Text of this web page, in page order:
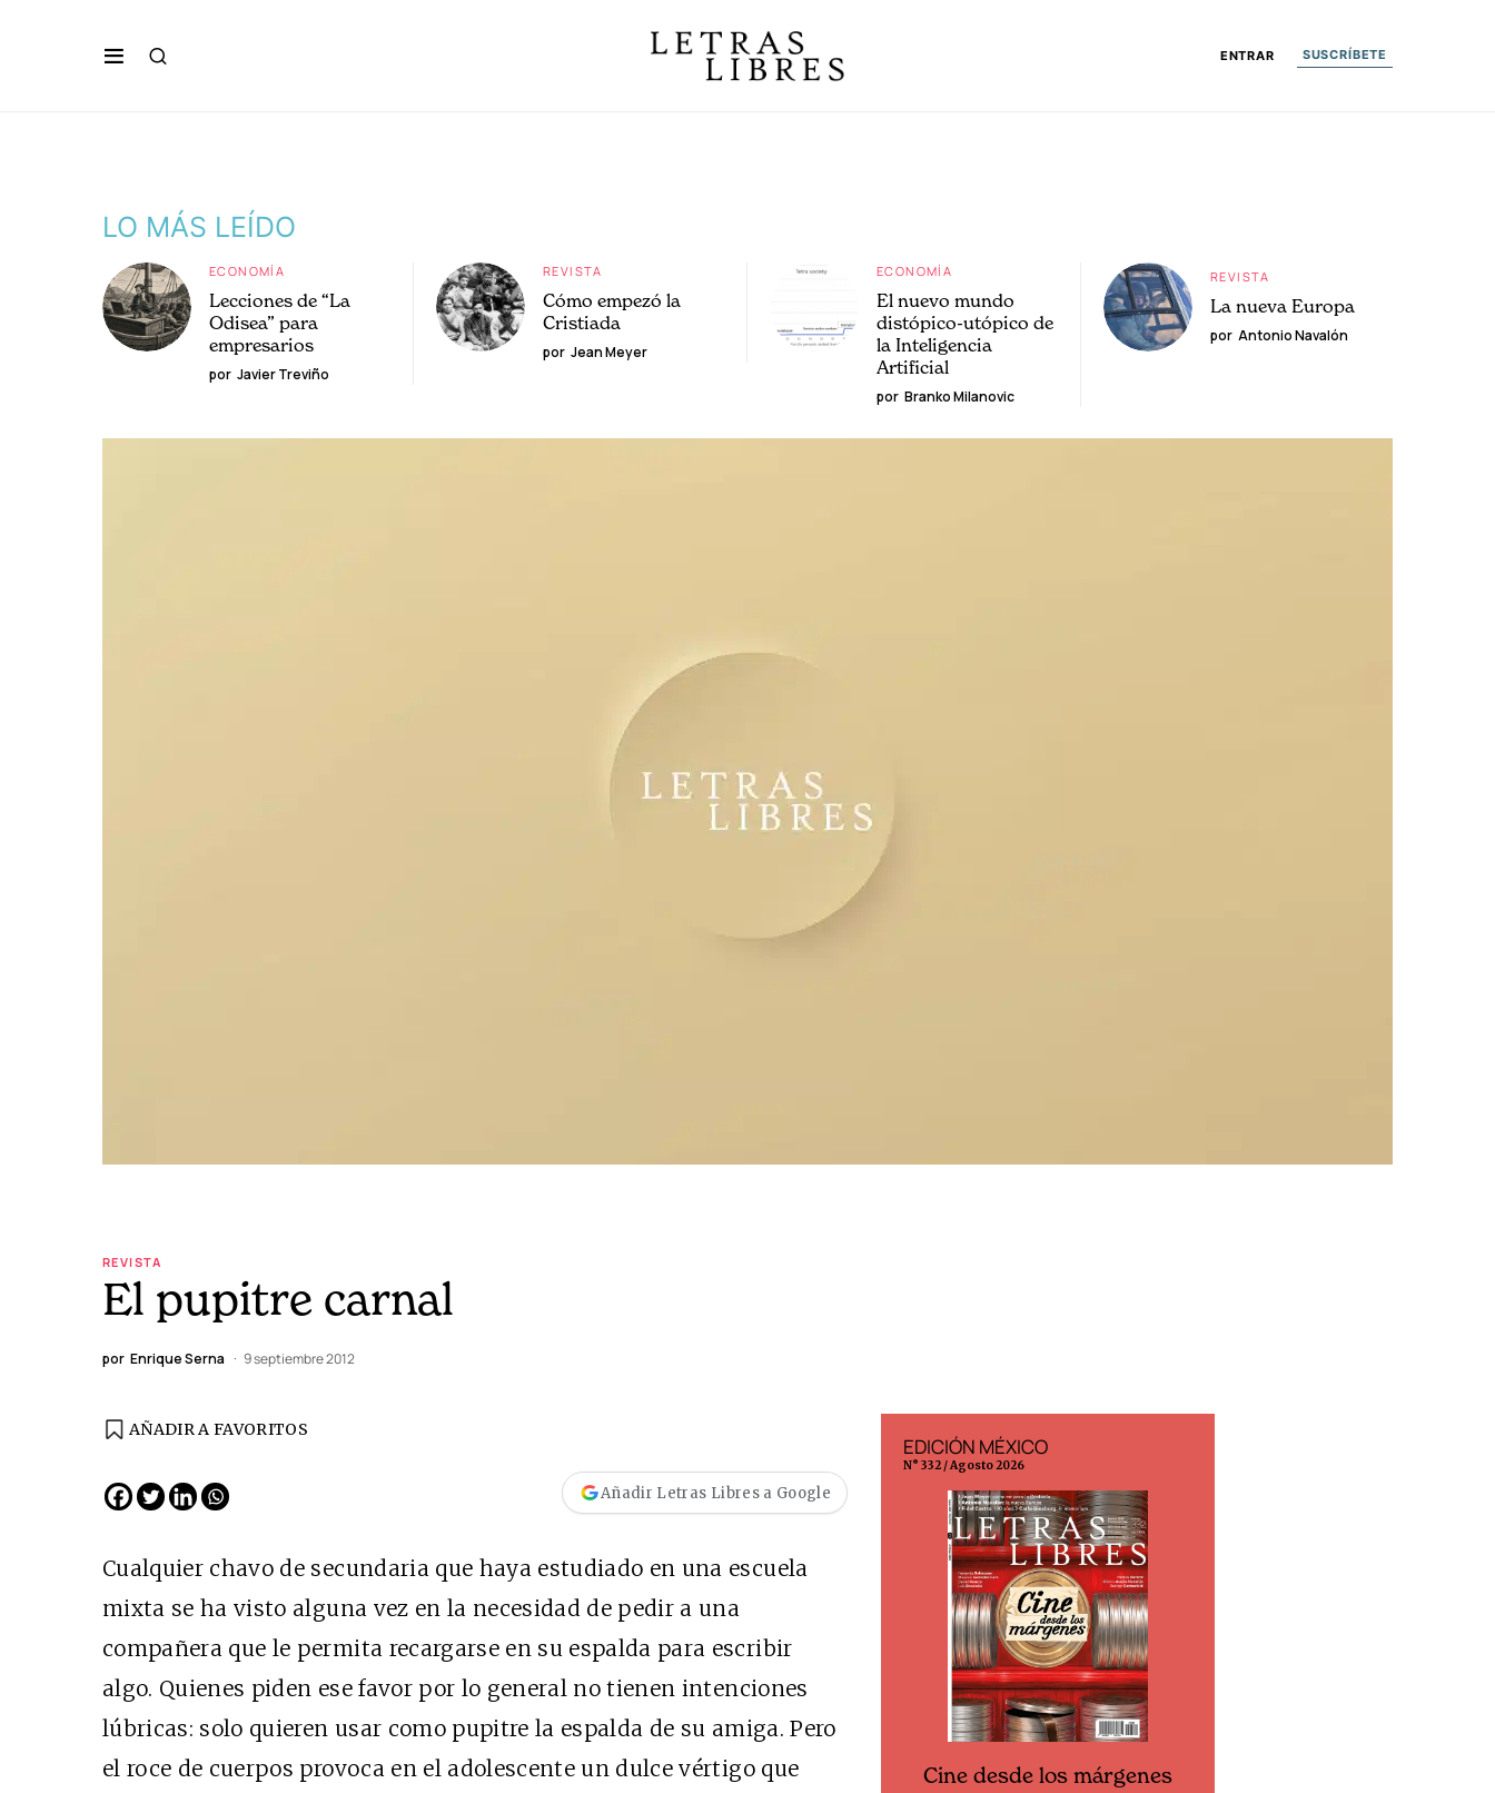
ENTRAR SUSCRÍBETE
LO MÁS LEÍDO
ECONOMÍA
Lecciones de “La
Odisea” para
empresarios
por Javier Treviño
REVISTA
Cómo empezó la
Cristiada
por Jean Meyer
ECONOMÍA
El nuevo mundo
distópico-utópico de
la Inteligencia
Artificial
por Branko Milanovic
REVISTA
La nueva Europa
por Antonio Navalón
REVISTA
El pupitre carnal
por Enrique Serna 9 septiembre 2012
AÑADIR A FAVORITOS
Añadir Letras Libres a Google
Cualquier chavo de secundaria que haya estudiado en una escuela
mixta se ha visto alguna vez en la necesidad de pedir a una
compañera que le permita recargarse en su espalda para escribir
algo. Quienes piden ese favor por lo general no tienen intenciones
lúbricas: solo quieren usar como pupitre la espalda de su amiga. Pero
el roce de cuerpos provoca en el adolescente un dulce vértigo que
Cine desde los márgenes
EDICIÓN MÉXICO
N° 332 / Agosto 2026
Cine desde los márgenes